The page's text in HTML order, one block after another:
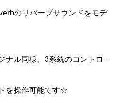
のリバーブサウンドをモデ
ナル同様、3系統のコントロー
を操作可能です☆